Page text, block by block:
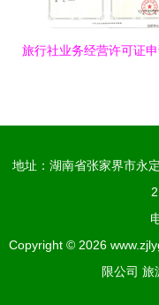
地址：湖南省张家界市永
Copyright © 2026
限公司 旅